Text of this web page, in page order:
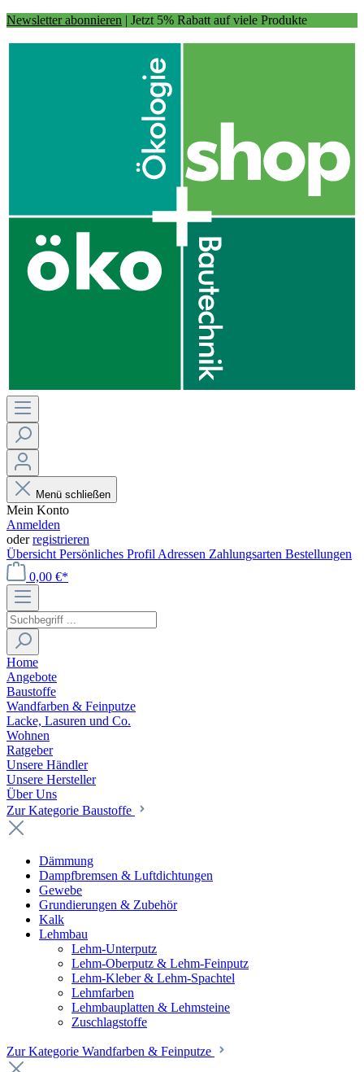
Newsletter abonnieren | Jetzt 5% Rabatt auf viele Produkte
Menü schließen
Mein Konto
Anmelden
oderregistrieren
Übersicht Persönliches Profil Adressen Zahlungsarten Bestellungen
0,00 €*
Home
Angebote
Baustoffe
Wandfarben & Feinputze
Lacke, Lasuren und Co.
Wohnen
Ratgeber
Unsere Händler
Unsere Hersteller
Über Uns
Zur Kategorie Baustoffe
Dämmung
Dampfbremsen & Luftdichtungen
Gewebe
Grundierungen & Zubehör
Kalk
Lehmbau
Lehm-Unterputz
Lehm-Oberputz & Lehm-Feinputz
Lehm-Kleber & Lehm-Spachtel
Lehmfarben
Lehmbauplatten & Lehmsteine
Zuschlagstoffe
Zur Kategorie Wandfarben & Feinputze